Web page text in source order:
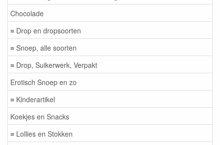
Chocolade
≡ Drop en dropsoorten
≡ Snoep, alle soorten
≡ Drop, Suikerwerk, Verpakt
Erotisch Snoep en zo
≡ Kinderartikel
Koekjes en Snacks
≡ Lollies en Stokken